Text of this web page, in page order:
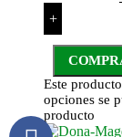
+
Este
opciones se
producto